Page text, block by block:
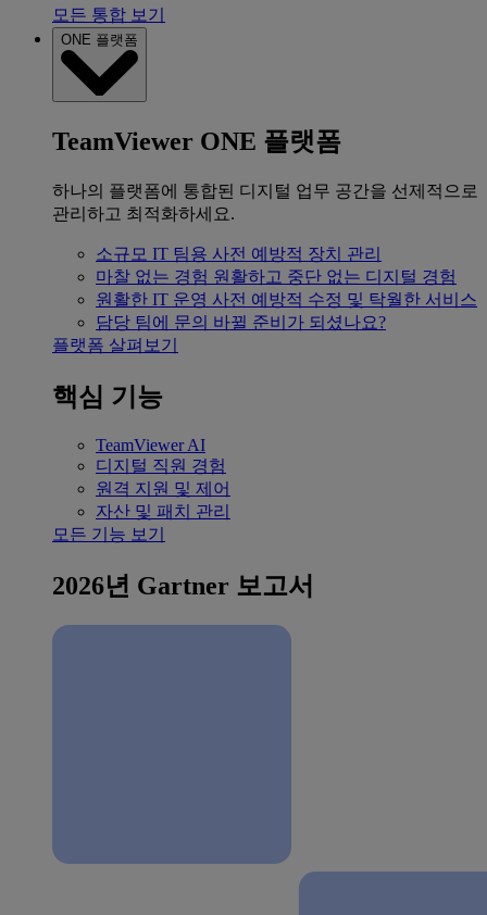
모든 통합 보기
ONE 플랫폼
TeamViewer ONE 플랫폼
하나의 플랫폼에 통합된 디지털 업무 공간을 선제적으로
관리하고 최적화하세요.
소규모 IT 팀용 사전 예방적 장치 관리
마찰 없는 경험 원활하고 중단 없는 디지털 경험
원활한 IT 운영 사전 예방적 수정 및 탁월한 서비스
담당 팀에 문의 바뀔 준비가 되셨나요?
플랫폼 살펴보기
핵심 기능
TeamViewer AI
디지털 직원 경험
원격 지원 및 제어
자산 및 패치 관리
모든 기능 보기
2026년 Gartner 보고서